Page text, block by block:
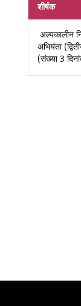
शीर्षक
अल्पकालीन
अभियंता
(संख्या 3